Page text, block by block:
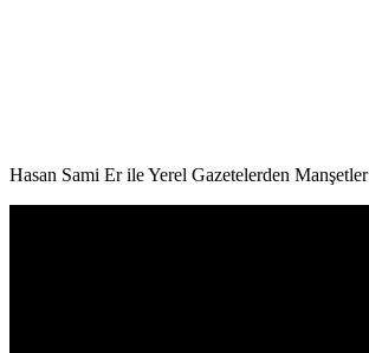
Hasan Sami Er ile Yerel Gazetelerden Manşetler